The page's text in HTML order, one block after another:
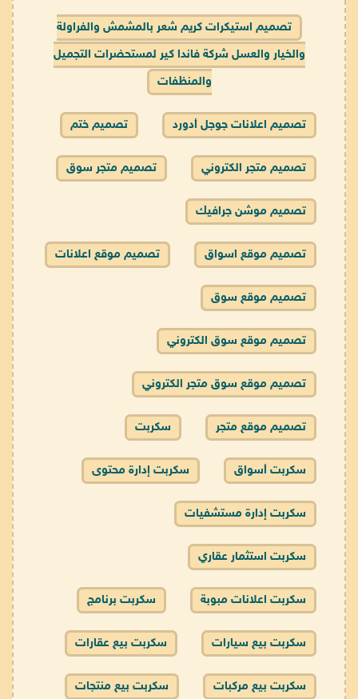
تصميم استيكرات كريم شعر بالمشمش والفراولة
والخيار والعسل شركة فاندا كير لمستحضرات التجميل
والمنظفات
تصميم اعلانات جوجل أدورد تصميم ختم
تصميم متجر الكتروني تصميم متجر سوق
تصميم موشن جرافيك
تصميم موقع اسواق تصميم موقع اعلانات
تصميم موقع سوق
تصميم موقع سوق الكتروني
تصميم موقع سوق متجر الكتروني
تصميم موقع متجر سكربت
سكربت أسواق سكربت إدارة محتوى
سكربت إدارة مستشفيات
سكربت استثمار عقاري
سكربت اعلانات مبوبة سكربت برنامج
سكربت بيع سيارات سكربت بيع عقارات
سكربت بيع مركبات سكربت بيع منتجات